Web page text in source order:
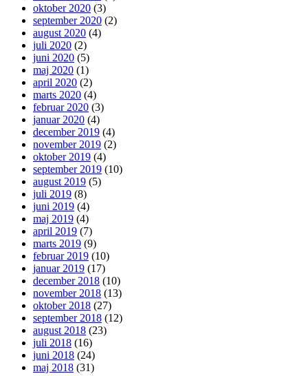
oktober 2020 (3)
september 2020 (2)
august 2020 (4)
juli 2020 (2)
juni 2020 (5)
maj 2020 (1)
april 2020 (2)
marts 2020 (4)
februar 2020 (3)
januar 2020 (4)
december 2019 (4)
november 2019 (2)
oktober 2019 (4)
september 2019 (10)
august 2019 (5)
juli 2019 (8)
juni 2019 (4)
maj 2019 (4)
april 2019 (7)
marts 2019 (9)
februar 2019 (10)
januar 2019 (17)
december 2018 (10)
november 2018 (13)
oktober 2018 (27)
september 2018 (12)
august 2018 (23)
juli 2018 (16)
juni 2018 (24)
maj 2018 (31)